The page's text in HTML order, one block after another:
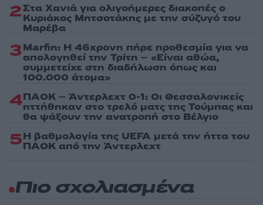
2Στα Χανιά για ολιγοήμερες διακοπές ο
Κυριάκος Μητσοτάκης με την σύζυγό του
Μαρέβα
3Marfin: Η 46χρονη πήρε προθεσμία για να
απολογηθεί την Τρίτη – «Είναι αθώα,
συμμετείχε στη διαδήλωση όπως και
100.000 άτομα»
4ΠΑΟΚ – Άντερλεχτ 0-1: Οι Θεσσαλονικείς
ηττήθηκαν στο τρελό ματς της Τούμπας και
θα ψάξουν την ανατροπή στο Βέλγιο
5Η βαθμολογία της UEFA μετά την ήττα του
ΠΑΟΚ από την Άντερλεχτ
Πιο σχολιασμένα